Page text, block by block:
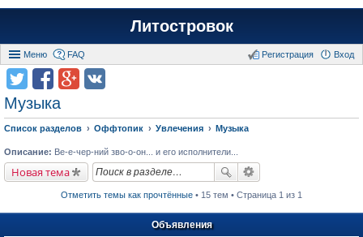
Литостровок
Меню FAQ Вход
Регистрация
Музыка
Список разделов Оффтопик Увлечения Музыка
Описание: Ве-е-чер-ний зво-о-он... и его исполнители...
Новая тема
Отметить темы как прочтённые • 15 тем • Страница 1 из 1
Объявления